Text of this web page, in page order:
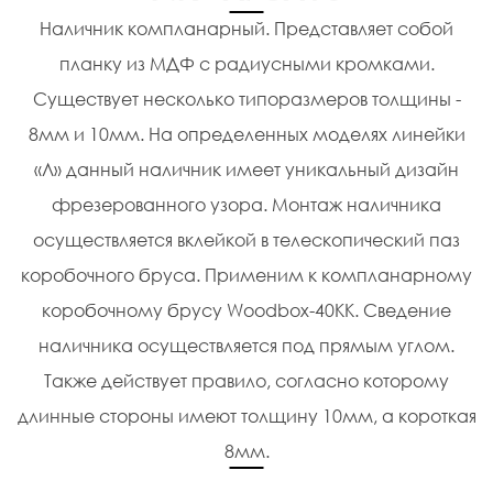
o
n
Наличник компланарный. Представляет собой
планку из МДФ с радиусными кромками.
Существует несколько типоразмеров толщины -
8мм и 10мм. На определенных моделях линейки
«Л» данный наличник имеет уникальный дизайн
фрезерованного узора. Монтаж наличника
осуществляется вклейкой в телескопический паз
коробочного бруса. Применим к компланарному
коробочному брусу Woodbox-40KK. Сведение
наличника осуществляется под прямым углом.
Также действует правило, согласно которому
длинные стороны имеют толщину 10мм, а короткая
8мм.